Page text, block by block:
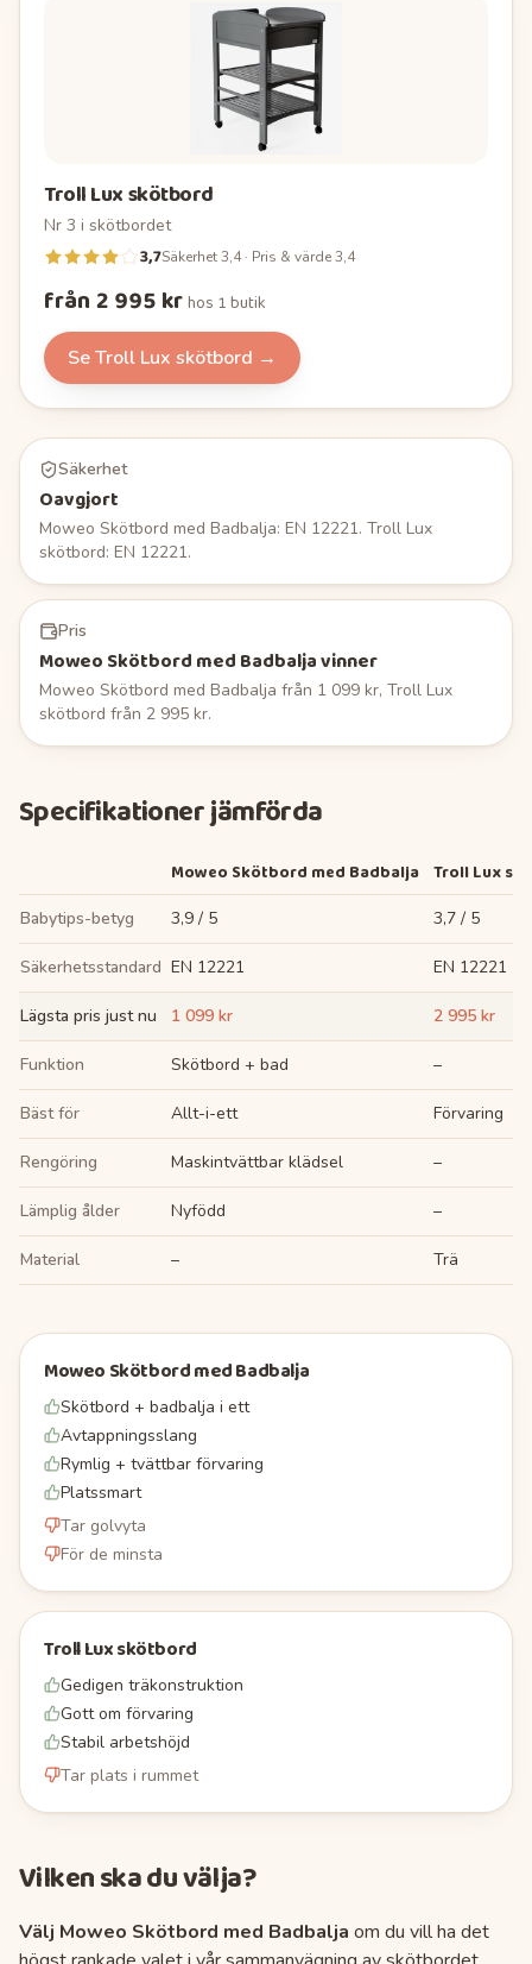
Troll Lux skötbord
Nr 3 i skötbordet
3,7Säkerhet 3,4 · Pris & värde 3,4
från 2 995 krhos 1 butik
SeTroll Lux skötbord →
Säkerhet
Oavgjort
Moweo Skötbord med Badbalja: EN 12221. Troll Lux
skötbord: EN 12221.
Pris
Moweo Skötbord med Badbalja vinner
Moweo Skötbord med Badbalja från 1 099 kr, Troll Lux
skötbord från 2 995 kr.
Specifikationer jämförda
Moweo Skötbord med Badbalja Troll Lux
Babytips-betyg 3,9 / 5 3,7 / 5
Säkerhetsstandard EN 12221 EN 12221
Lägsta pris just nu 1 099 kr 2 995 kr
Funktion Skötbord + bad –
Bäst för Allt-i-ett Förvaring
Rengöring Maskintvättbar klädsel –
Lämplig ålder Nyfödd –
Material – Trä
Moweo Skötbord med Badbalja
Skötbord + badbalja i ett
Avtappningsslang
Rymlig + tvättbar förvaring
Platssmart
Tar golvyta
För de minsta
Troll Lux skötbord
Gedigen träkonstruktion
Gott om förvaring
Stabil arbetshöjd
Tar plats i rummet
Vilken ska du välja?
Välj Moweo Skötbord med Badbalja om du vill ha det